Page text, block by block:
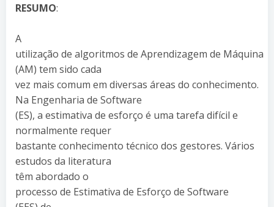
RESUMO:
A
utilização de algoritmos de Aprendizagem de Máquina
(AM) tem sido cada
vez mais comum em diversas áreas do conhecimento.
Na Engenharia de Software
(ES), a estimativa de esforço é uma tarefa difícil e
normalmente requer
bastante conhecimento técnico dos gestores. Vários
estudos da literatura
têm abordado o
processo de Estimativa de Esforço de Software